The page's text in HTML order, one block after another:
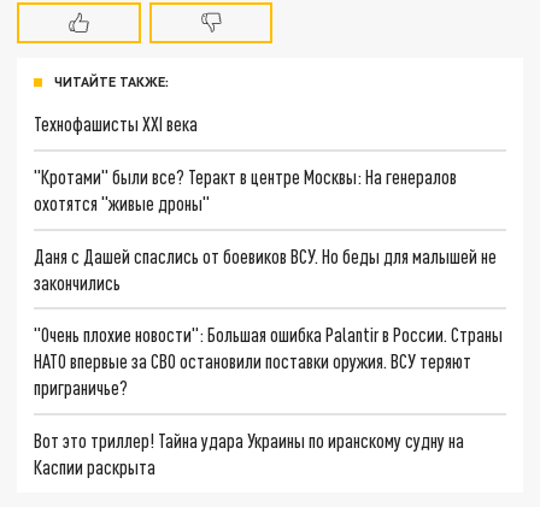
ЧИТАЙТЕ ТАКЖЕ:
Технофашисты XXI века
"Кротами" были все? Теракт в центре Москвы: На генералов
охотятся "живые дроны"
Даня с Дашей спаслись от боевиков ВСУ. Но беды для малышей не
закончились
"Очень плохие новости": Большая ошибка Palantir в России. Страны
НАТО впервые за СВО остановили поставки оружия. ВСУ теряют
приграничье?
Вот это триллер! Тайна удара Украины по иранскому судну на
Каспии раскрыта